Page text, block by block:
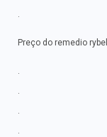
.
Preço do remedio
.
.
.
.